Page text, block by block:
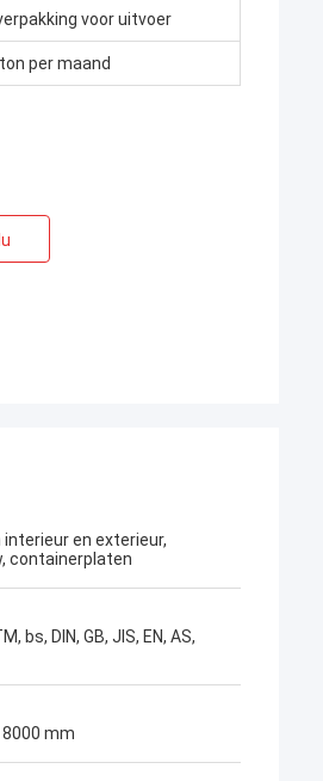
voor uitvoer
per maand
interieur en exterieur,
containerplaten
bs, DIN, GB, JIS, EN, AS,
mm